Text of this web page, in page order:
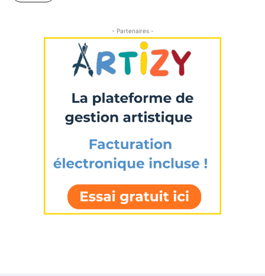
- Partenaires -